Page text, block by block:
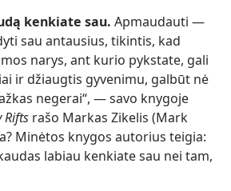
kenkiate sau. Apmaudauti —
sau antausius, tikintis, kad
narys, ant kurio pykstate, gali
ir džiaugtis gyvenimu, galbūt nė
negerai“, — savo knygoje
Rifts rašo Markas Zikelis (Mark
Minėtos knygos autorius teigia:
labiau kenkiate sau nei tam,